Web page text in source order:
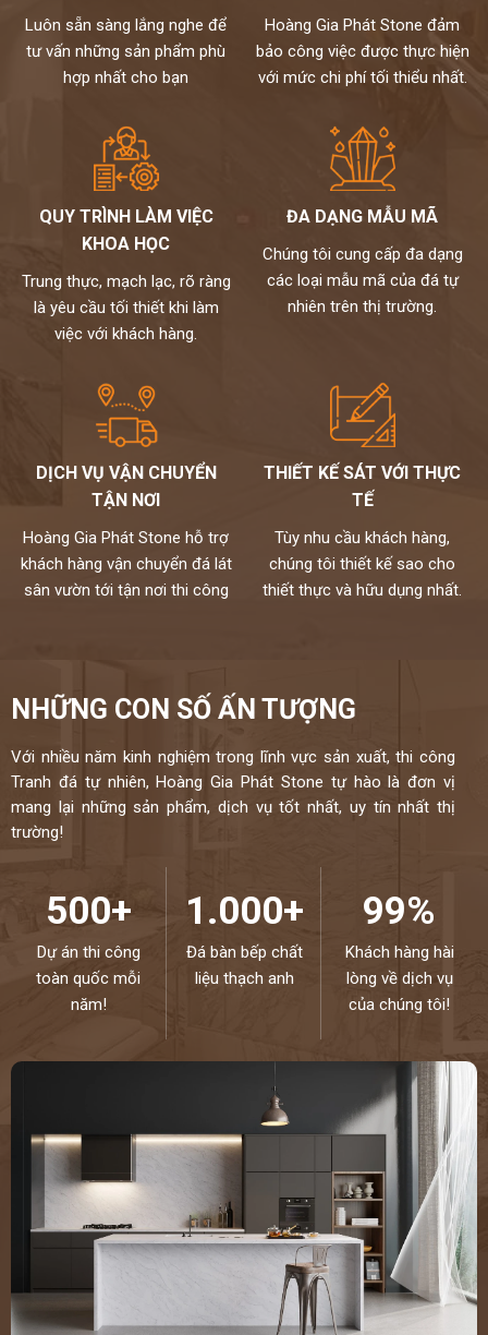
Luôn sẵn sàng lắng nghe để
tư vấn những sản phẩm phù
hợp nhất cho bạn
Hoàng Gia Phát Stone đảm
bảo công việc được thực hiện
với mức chi phí tối thiểu nhất.
QUY TRÌNH LÀM VIỆC
KHOA HỌC
Trung thực, mạch lạc, rõ ràng
là yêu cầu tối thiết khi làm
việc với khách hàng.
ĐA DẠNG MẪU MÃ
Chúng tôi cung cấp đa dạng
các loại mẫu mã của đá tự
nhiên trên thị trường.
DỊCH VỤ VẬN CHUYỂN
TẬN NƠI
Hoàng Gia Phát Stone hỗ trợ
khách hàng vận chuyển đá lát
sân vườn tới tận nơi thi công
THIẾT KẾ SÁT VỚI THỰC
TẾ
Tùy nhu cầu khách hàng,
chúng tôi thiết kế sao cho
thiết thực và hữu dụng nhất.
NHỮNG CON SỐ ẤN TƯỢNG
Với nhiều năm kinh nghiệm trong lĩnh vực sản xuất, thi công
Tranh đá tự nhiên, Hoàng Gia Phát Stone tự hào là đơn vị
mang lại những sản phẩm, dịch vụ tốt nhất, uy tín nhất thị
trường!
500+
Dự án thi công
toàn quốc mỗi
năm!
1.000+
Đá bàn bếp chất
liệu thạch anh
99%
Khách hàng hài
lòng về dịch vụ
của chúng tôi!